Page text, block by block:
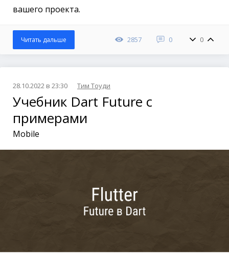
вашего проекта.
2857 0 0
Читать дальше
28.10.2022 в 23:30 Тим Тоуди
Учебник Dart Future с
примерами
Mobile